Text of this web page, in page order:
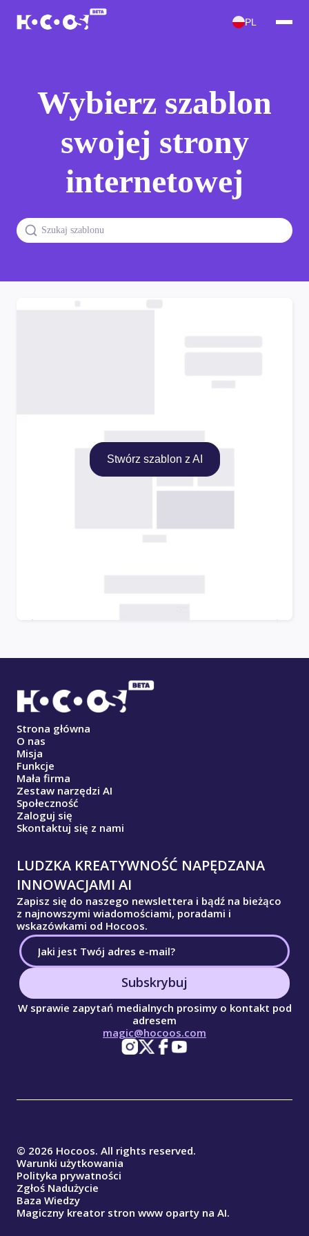
PL
Wybierz szablon
swojej strony
internetowej
Stwórz szablon z AI
Strona główna
O nas
Misja
Funkcje
Mała firma
Zestaw narzędzi AI
Społeczność
Zaloguj się
Skontaktuj się z nami
LUDZKA KREATYWNOŚĆ NAPĘDZANA
INNOWACJAMI AI
Zapisz się do naszego newslettera i bądź na bieżąco
z najnowszymi wiadomościami, poradami i
wskazówkami od Hocoos.
Subskrybuj
W sprawie zapytań medialnych prosimy o kontakt pod
adresem
magic@hocoos.com
© 2026 Hocoos. All rights reserved.
Warunki użytkowania
Polityka prywatności
Zgłoś Nadużycie
Baza Wiedzy
Magiczny kreator stron www oparty na AI.